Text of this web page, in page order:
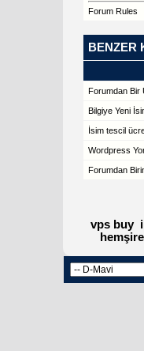
Forum Rules
BENZER
Forumdan Bir
Bilgiye Yeni
İsim tescil
Wordpress
Forumdan
vps buy